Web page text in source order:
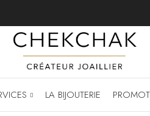
LA BIJOUTERIE